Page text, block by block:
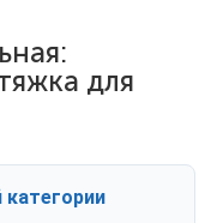
для